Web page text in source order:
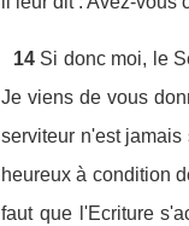
14 Si donc moi, le
Je viens de vous
serviteur n'est
heureux à condition
faut que l'Ecriture